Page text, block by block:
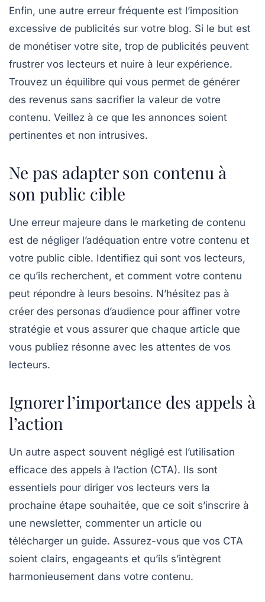
Enfin, une autre erreur fréquente est l’imposition
excessive de publicités sur votre blog. Si le but est
de monétiser votre site, trop de publicités peuvent
frustrer vos lecteurs et nuire à leur expérience.
Trouvez un équilibre qui vous permet de générer
des revenus sans sacrifier la valeur de votre
contenu. Veillez à ce que les annonces soient
pertinentes et non intrusives.
Ne pas adapter son contenu à
son public cible
Une erreur majeure dans le marketing de contenu
est de négliger l’adéquation entre votre contenu et
votre public cible. Identifiez qui sont vos lecteurs,
ce qu’ils recherchent, et comment votre contenu
peut répondre à leurs besoins. N’hésitez pas à
créer des personas d’audience pour affiner votre
stratégie et vous assurer que chaque article que
vous publiez résonne avec les attentes de vos
lecteurs.
Ignorer l’importance des appels à
l’action
Un autre aspect souvent négligé est l’utilisation
efficace des appels à l’action (CTA). Ils sont
essentiels pour diriger vos lecteurs vers la
prochaine étape souhaitée, que ce soit s’inscrire à
une newsletter, commenter un article ou
télécharger un guide. Assurez-vous que vos CTA
soient clairs, engageants et qu’ils s’intègrent
harmonieusement dans votre contenu.